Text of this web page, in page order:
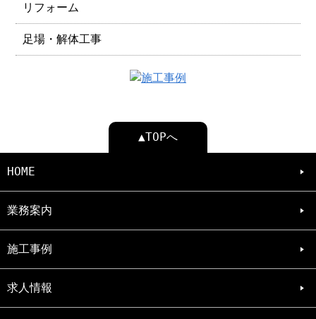
リフォーム
足場・解体工事
▲TOPへ
HOME
業務案内
施工事例
求人情報